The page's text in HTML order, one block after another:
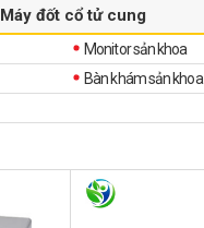
Máy đốt cổ tử cung
Monitor sản khoa
Bàn khám sản khoa